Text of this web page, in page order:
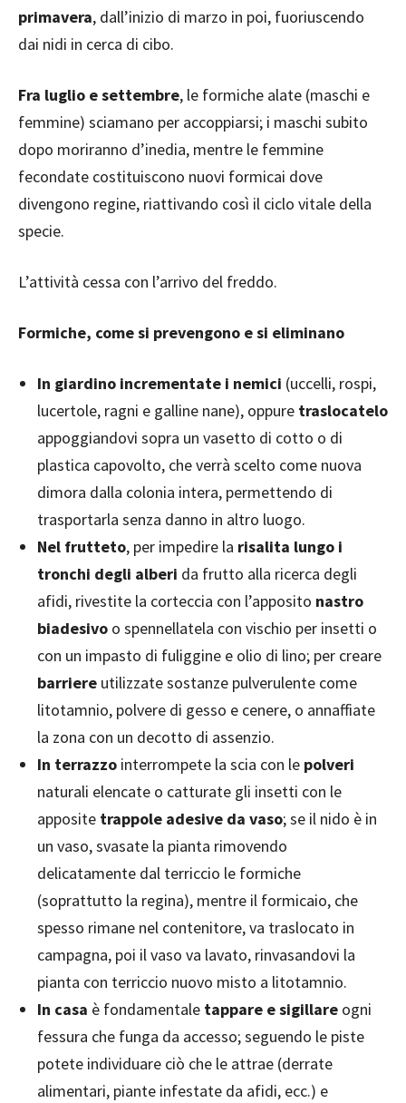
primavera, dall’inizio di marzo in poi, fuoriuscendo
dai nidi in cerca di cibo.
Fra luglio e settembre, le formiche alate (maschi e
femmine) sciamano per accoppiarsi; i maschi subito
dopo moriranno d’inedia, mentre le femmine
fecondate costituiscono nuovi formicai dove
divengono regine, riattivando così il ciclo vitale della
specie.
L’attività cessa con l’arrivo del freddo.
Formiche, come si prevengono e si eliminano
In giardino incrementate i nemici (uccelli, rospi,
lucertole, ragni e galline nane), oppure traslocatelo
appoggiandovi sopra un vasetto di cotto o di
plastica capovolto, che verrà scelto come nuova
dimora dalla colonia intera, permettendo di
trasportarla senza danno in altro luogo.
Nel frutteto, per impedire la risalita lungo i
tronchi degli alberi da frutto alla ricerca degli
afidi, rivestite la corteccia con l’apposito nastro
biadesivo o spennellatela con vischio per insetti o
con un impasto di fuliggine e olio di lino; per creare
barriere utilizzate sostanze pulverulente come
litotamnio, polvere di gesso e cenere, o annaffiate
la zona con un decotto di assenzio.
In terrazzo interrompete la scia con le polveri
naturali elencate o catturate gli insetti con le
apposite trappole adesive da vaso; se il nido è in
un vaso, svasate la pianta rimovendo
delicatamente dal terriccio le formiche
(soprattutto la regina), mentre il formicaio, che
spesso rimane nel contenitore, va traslocato in
campagna, poi il vaso va lavato, rinvasandovi la
pianta con terriccio nuovo misto a litotamnio.
In casa è fondamentale tappare e sigillare ogni
fessura che funga da accesso; seguendo le piste
potete individuare ciò che le attrae (derrate
alimentari, piante infestate da afidi, ecc.) e